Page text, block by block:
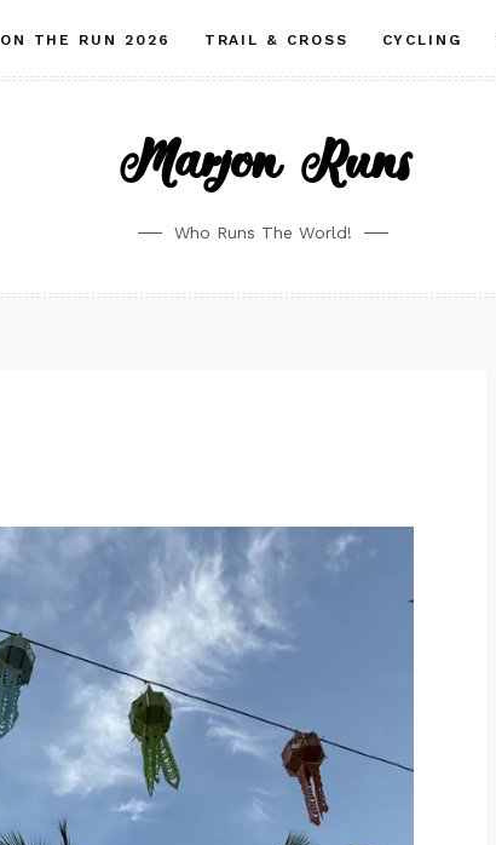
ON THE RUN 2026 TRAIL & CROSS CYCLING
Marjon Runs
Who Runs The World!